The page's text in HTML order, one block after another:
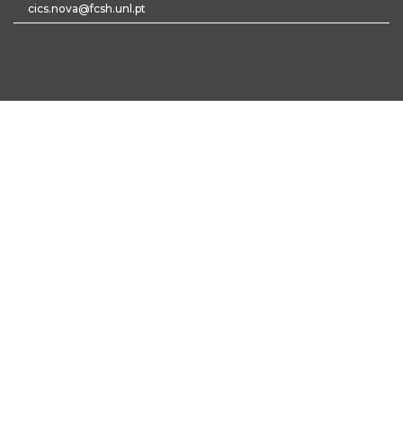
cics.nova@fcsh.unl.pt